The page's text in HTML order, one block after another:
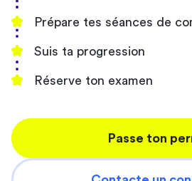
Prépare tes séances de
Suis ta progression
Réserve ton examen
Passe ton